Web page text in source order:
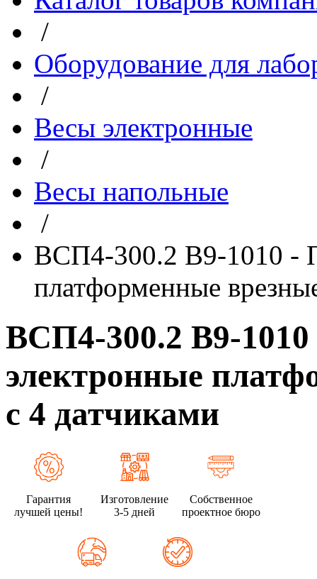
/
Оборудование для
/
Весы электронные
/
Весы напольные
/
ВСП4-300.2 В9-1010 -
платформенные
ВСП4-300.2 В9-
электронные
с 4 датчиками
Гарантия
лучшей цены!
Изготовление
3-5 дней
Собственное
проектное бюро